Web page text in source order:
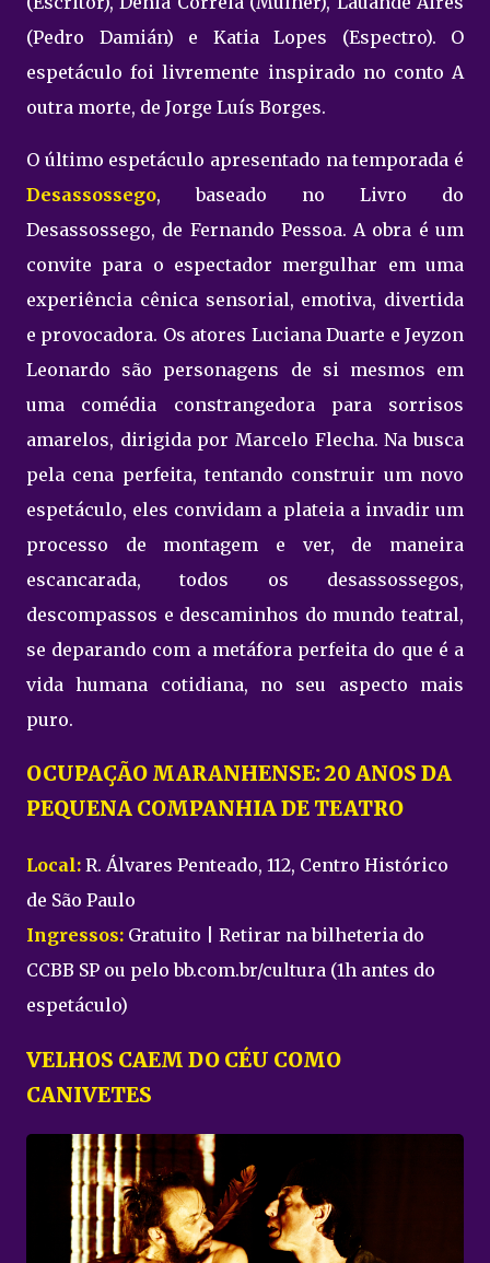
(Pedro Damián) e Katia Lopes (Espectro). O
espetáculo foi livremente inspirado no conto A
outra morte, de Jorge Luís Borges.
O último espetáculo apresentado na temporada é
Desassossego, baseado no Livro do
Desassossego, de Fernando Pessoa. A obra é um
convite para o espectador mergulhar em uma
experiência cênica sensorial, emotiva, divertida
e provocadora. Os atores Luciana Duarte e Jeyzon
Leonardo são personagens de si mesmos em
uma comédia constrangedora para sorrisos
amarelos, dirigida por Marcelo Flecha. Na busca
pela cena perfeita, tentando construir um novo
espetáculo, eles convidam a plateia a invadir um
processo de montagem e ver, de maneira
escancarada, todos os desassossegos,
descompassos e descaminhos do mundo teatral,
se deparando com a metáfora perfeita do que é a
vida humana cotidiana, no seu aspecto mais
puro.
OCUPAÇÃO MARANHENSE: 20 ANOS DA
PEQUENA COMPANHIA DE TEATRO
Local: R. Álvares Penteado, 112, Centro Histórico
de São Paulo
Ingressos: Gratuito | Retirar na bilheteria do
CCBB SP ou pelo bb.com.br/cultura (1h antes do
espetáculo)
VELHOS CAEM DO CÉU COMO
CANIVETES